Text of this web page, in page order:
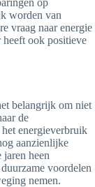
op
worden van
vraag naar energie
heeft ook positieve
belangrijk om niet
de
energieverbruik
aanzienlijke
heen
voordelen
nemen.